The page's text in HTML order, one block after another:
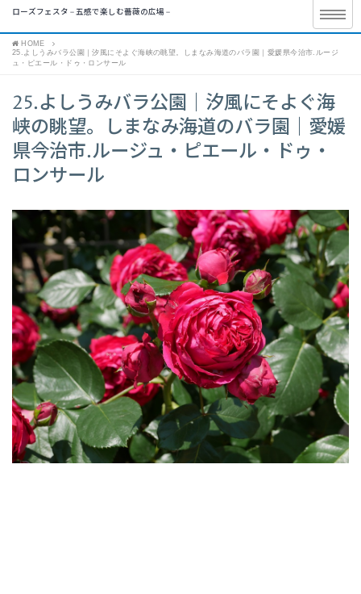
ローズフェスタ – 五感で楽しむ薔薇の広場 –
HOME
25.よしうみバラ公園｜汐風にそよぐ海峡の眺望。しまなみ海道のバラ園｜愛媛県今治市.ルージ
ュ・ピエール・ドゥ・ロンサール
25.よしうみバラ公園｜汐風にそよぐ海
峡の眺望。しまなみ海道のバラ園｜愛媛
県今治市.ルージュ・ピエール・ドゥ・
ロンサール